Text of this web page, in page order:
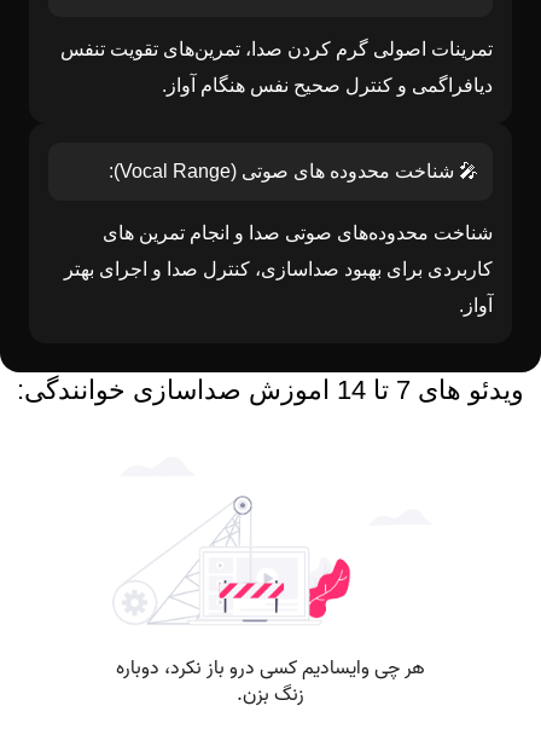
تمرینات اصولی گرم کردن صدا، تمرین‌های تقویت تنفس
دیافراگمی و کنترل صحیح نفس هنگام آواز.
🎤 شناخت محدوده های صوتی (Vocal Range):
شناخت محدوده‌های صوتی صدا و انجام تمرین های
کاربردی برای بهبود صداسازی، کنترل صدا و اجرای بهتر
آواز.
ویدئو های 7 تا 14 اموزش صداسازی خوانندگی: